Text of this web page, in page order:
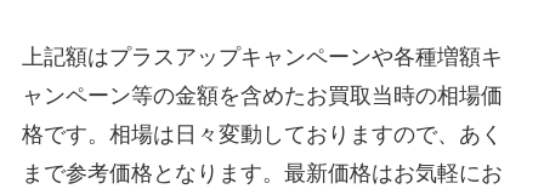
上記額はプラスアップキャンペーンや各種増額キ
ャンペーン等の金額を含めたお買取当時の相場価
格です。相場は日々変動しておりますので、あく
まで参考価格となります。最新価格はお気軽にお